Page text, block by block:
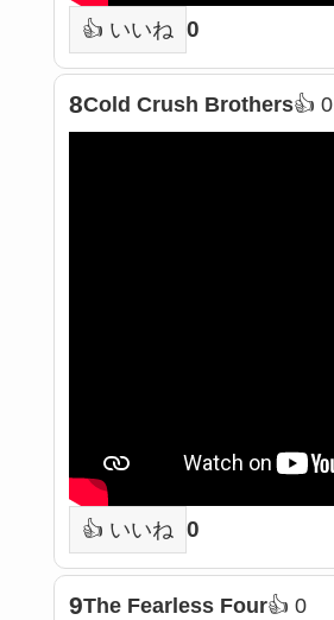
👍 いいね 0
8Cold Crush Brothers👍 0
👍 いいね 0
9The Fearless Four👍 0